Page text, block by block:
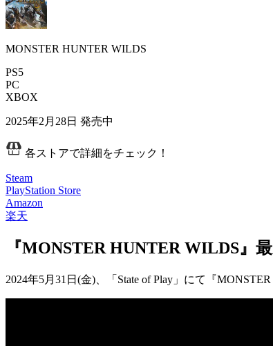
MONSTER HUNTER WILDS
PS5
PC
XBOX
2025年2月28日 発売中
各ストアで詳細をチェック！
Steam
PlayStation Store
Amazon
楽天
『MONSTER HUNTER WILDS』
2024年5月31日(金)、「State of Play」にて『